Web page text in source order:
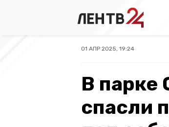
01 АПР 2025, 19:24
В парке
спасли